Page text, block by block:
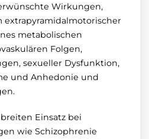
Wirkungen,
extrapyramidalmotorischer
metabolischen
Folgen,
sexueller Dysfunktion,
und Anhedonie und
Einsatz bei
wie Schizophrenie